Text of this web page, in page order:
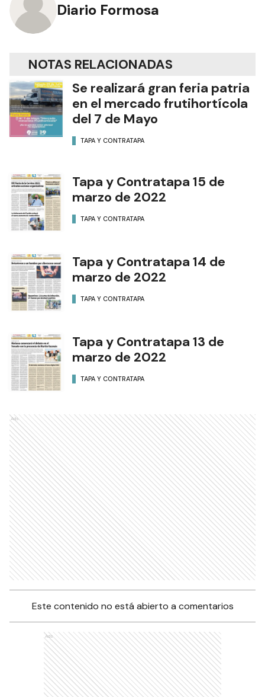
Diario Formosa
NOTAS RELACIONADAS
Se realizará gran feria patria
en el mercado frutihortícola
del 7 de Mayo
TAPA Y CONTRATAPA
Tapa y Contratapa 15 de
marzo de 2022
TAPA Y CONTRATAPA
Tapa y Contratapa 14 de
marzo de 2022
TAPA Y CONTRATAPA
Tapa y Contratapa 13 de
marzo de 2022
TAPA Y CONTRATAPA
Ads
Este contenido no está abierto a comentarios
Ads